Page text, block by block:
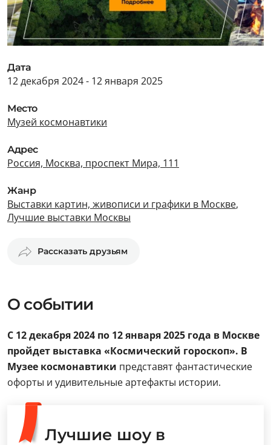
Дата
12 декабря 2024 - 12 января 2025
Место
Музей космонавтики
Адрес
Россия, Москва, проспект Мира, 111
Жанр
Выставки картин, живописи и графики в Москве,
Лучшие выставки Москвы
Рассказать друзьям
О событии
С 12 декабря 2024 по 12 января 2025 года в Москве
пройдет выставка «Космический гороскоп». В
Музее космонавтики представят фантастические
офорты и удивительные артефакты истории.
Лучшие шоу в